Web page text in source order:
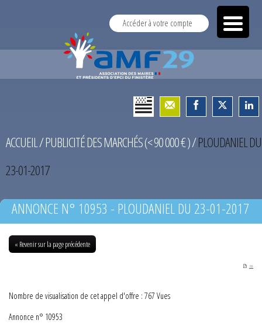
Accéder à votre compte
ACCUEIL/PUBLICITÉ DES MARCHÉS (< 90 000 € )/PLOUDANIEL DU
23-01-2017
ANNONCE N° 10953 - PLOUDANIEL DU 23-01-2017
« Revenir sur la page précédente
PDF
Nombre de visualisation de cet appel d'offre : 767 Vues
Annonce n° 10953